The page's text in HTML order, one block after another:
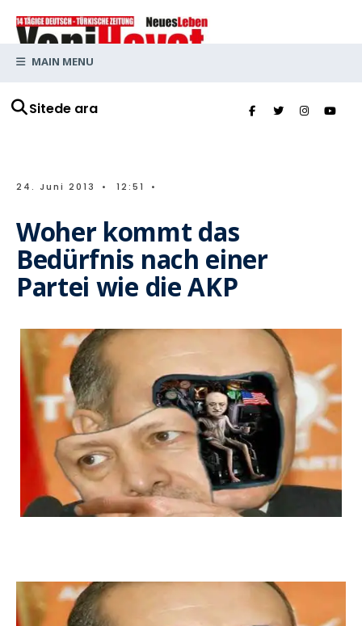
Sitede ara
MAIN MENU
24. Juni 2013 • 12:51 •
Woher kommt das
Bedürfnis nach einer
Partei wie die AKP